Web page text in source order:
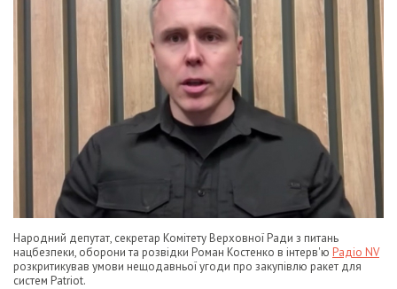
Народний депутат, секретар Комітету Верховної Ради з питань
нацбезпеки, оборони та розвідки Роман Костенко в інтерв'ю Радіо NV
розкритикував умови нещодавньої угоди про закупівлю ракет для
систем Patriot.